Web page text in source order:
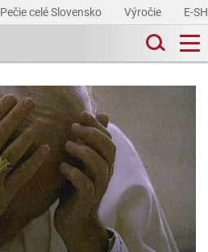
Pečie celé Slovensko Výročie E-